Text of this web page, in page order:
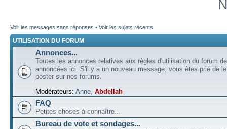
Voir les messages sans réponses • Voir les sujets récents
UTILISATION DU FORUM
Annonces...
Toutes les annonces relatives aux règles d'utilisation du forum
annoncées ici. S'il y a un nouveau message, vous êtes prié de
poster sur nos forums.
Modérateurs: Anne, Abdellah
FAQ
Petites choses à connaître...
Bureau de vote et sondages...